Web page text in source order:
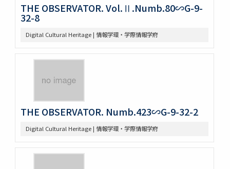
THE OBSERVATOR. Vol.Ⅱ.Numb.80∽G-9-
32-8
Digital Cultural Heritage | 情報学環・学際情報学府
THE OBSERVATOR. Numb.423∽G-9-32-2
Digital Cultural Heritage | 情報学環・学際情報学府